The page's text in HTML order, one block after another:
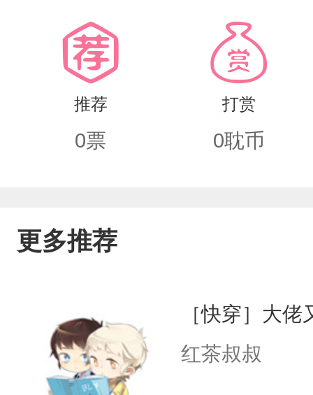
推荐
0票
打赏
0耽币
更多推荐
［快穿］大
红茶叔叔